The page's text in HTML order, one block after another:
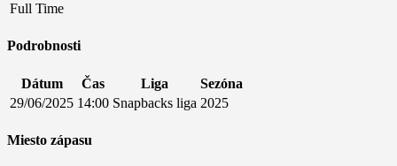
Full Time
Podrobnosti
Dátum Čas Liga
Sezóna
29/06/2025 14:00 Snapbacks liga 2025
Miesto zápasu